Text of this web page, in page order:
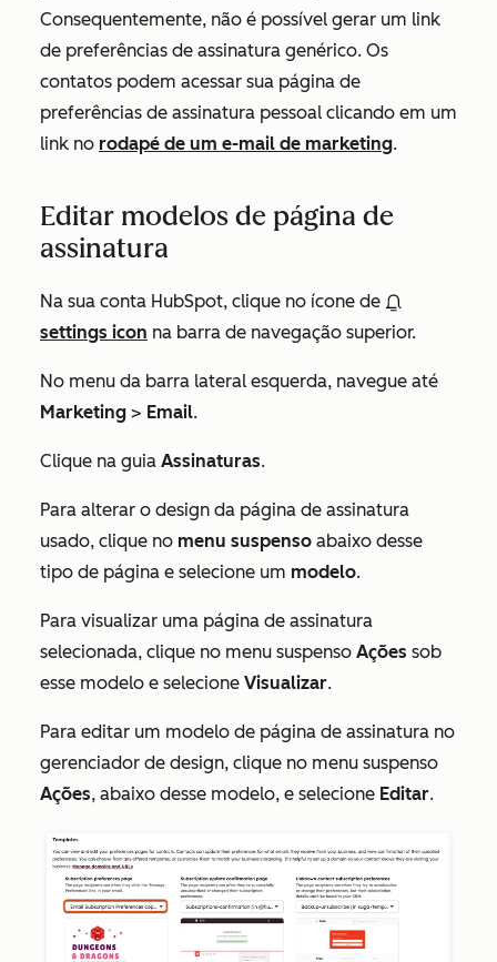
Consequentemente, não é possível gerar um link
de preferências de assinatura genérico. Os
contatos podem acessar sua página de
preferências de assinatura pessoal clicando em um
link no rodapé de um e-mail de marketing.
Editar modelos de página de
assinatura
Na sua conta HubSpot, clique no ícone de
settings icon na barra de navegação superior.
No menu da barra lateral esquerda, navegue até
Marketing > Email.
Clique na guia Assinaturas.
Para alterar o design da página de assinatura
usado, clique no menu suspenso abaixo desse
tipo de página e selecione um modelo.
Para visualizar uma página de assinatura
selecionada, clique no menu suspenso Ações sob
esse modelo e selecione Visualizar.
Para editar um modelo de página de assinatura no
gerenciador de design, clique no menu suspenso
Ações, abaixo desse modelo, e selecione Editar.